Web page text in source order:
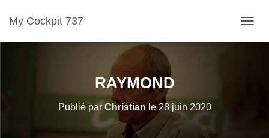
My Cockpit 737
RAYMOND
Publié parChristian le 28 juin 2020